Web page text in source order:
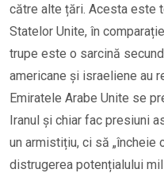
către alte țări. Acesta este
Statelor Unite, în
trupe este o sarcină
americane și israeliene au
Emiratele Arabe Unite se
Iranul și chiar fac presiuni
un armistițiu, ci să „încheie
distrugerea potențialului